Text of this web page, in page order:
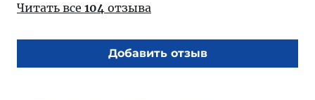
Читать все 104 отзыва
Добавить отзыв